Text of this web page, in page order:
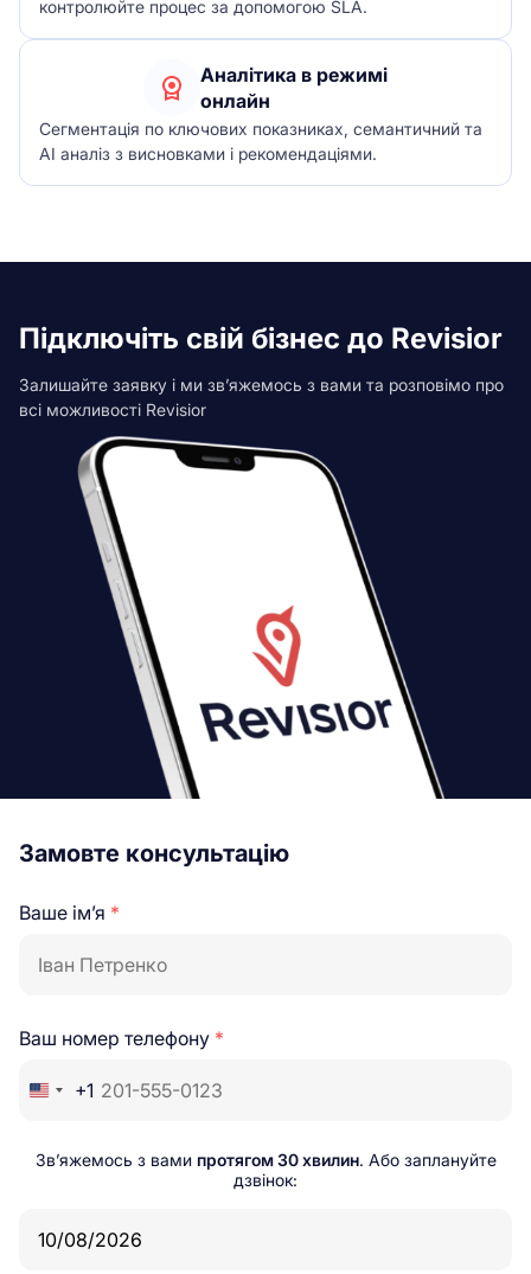
контролюйте процес за допомогою SLA.
Аналітика в режимі
онлайн
Сегментація по ключових показниках, семантичний та
АІ аналіз з висновками і рекомендаціями.
Підключіть свій бізнес до Revisior
Залишайте заявку і ми зв’яжемось з вами та розповімо про
всі можливості Revisior
Замовте консультацію
Ваше ім’я *
Ваш номер телефону *
+1
Зв’яжемось з вами протягом 30 хвилин. Або заплануйте
дзвінок: